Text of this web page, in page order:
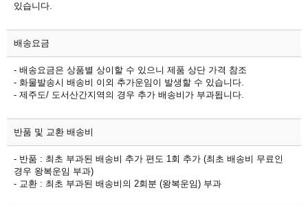
있습니다.
배송요금
- 배송요금은 상품별 상이할 수 있으니 제품 상단 가격 참조
- 화물발송시 배송비 이외 추가운임이 발생할 수 있습니다.
- 제주도/ 도서산간지역의 경우 추가 배송비가 부과됩니다.
반품 및 교환 배송비
- 반품 : 최초 부과된 배송비 추가 편도 1회 추가 (최초 배송비 무료인
경우 왕복운임 부과)
- 교환 : 최초 부과된 배송비의 2회분 (왕복운임) 부과